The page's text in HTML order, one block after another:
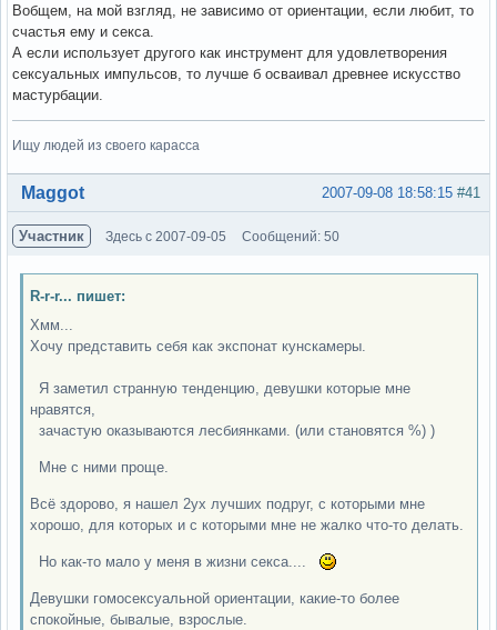
Вобщем, на мой взгляд, не зависимо от ориентации, если любит, то
счастья ему и секса.
А если использует другого как инструмент для удовлетворения
сексуальных импульсов, то лучше б осваивал древнее искусство
мастурбации.
Ищу людей из своего карасса
Вне форума #41
2007-09-08 18:58:15
Maggot
Участник Здесь с 2007-09-05 Сообщений: 50
R-r-r... пишет:
Хмм...
Хочу представить себя как экспонат кунскамеры.
Я заметил странную тенденцию, девушки которые мне
нравятся,
зачастую оказываются лесбиянками. (или становятся %) )
Мне с ними проще.
Всё здорово, я нашел 2ух лучших подруг, с которыми мне
хорошо, для которых и с которыми мне не жалко что-то делать.
Но как-то мало у меня в жизни секса....
Девушки гомосексуальной ориентации, какие-то более
спокойные, бывалые, взрослые.